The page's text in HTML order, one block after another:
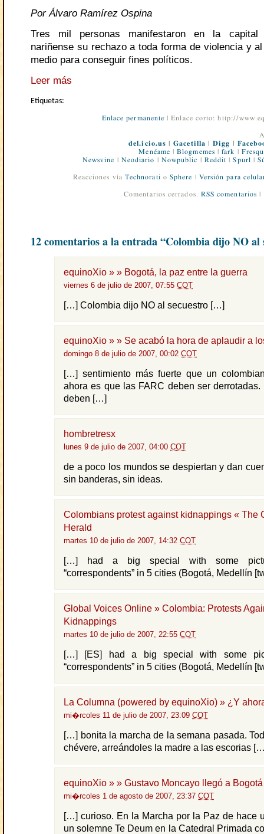
Por Álvaro Ramírez Ospina
Tres mil personas manifestaron en la capital
nariñense su rechazo a toda forma de violencia y
medio para conseguir fines políticos.
Leer más
Etiquetas:
Enlace permanente | Enlace corto: http://
del.icio.us |Gacetilla |Digg |
Menéame |Blogmemes |fark |
Newsvine | Neodiario | Nowpublic | Reddit |Spurl |
Reacciones vía Technorati o Sphere | Versión para
Comentarios cerrados. RSS comentarios |
12 comentarios a la entrada “Colombia dijo NO al
equinoXio » » Bogotá, la paz entre la guerra
viernes 6 de julio de 2007, 07:55 COT
[…] Colombia dijo NO al secuestro […]
equinoXio » » Se acabó la hora de aplaudir a
domingo 8 de julio de 2007, 00:02 COT
[…] sentimiento más fuerte que un
ahora es que las FARC deben ser derrotadas.
deben […]
hombretresx
lunes 9 de julio de 2007, 04:00 COT
de a poco los mundos se despiertan y dan
sin banderas, sin ideas.
Colombians protest against kidnappings « The
Herald
martes 10 de julio de 2007, 14:32 COT
[…] had a big special with some
“correspondents” in 5 cities (Bogotá, Medellín
Global Voices Online » Colombia: Protests
Kidnappings
martes 10 de julio de 2007, 22:55 COT
[…] [ES] had a big special with some
“correspondents” in 5 cities (Bogotá, Medellín
La Columna (powered by equinoXio) » ¿Y
mi�rcoles 11 de julio de 2007, 23:09 COT
[…] bonita la marcha de la semana pasada.
chévere, arreándoles la madre a las escorias
equinoXio » » Gustavo Moncayo llegó a Bogotá
mi�rcoles 1 de agosto de 2007, 23:37 COT
[…] curioso. En la Marcha por la Paz de hace
un solemne Te Deum en la Catedral Primada